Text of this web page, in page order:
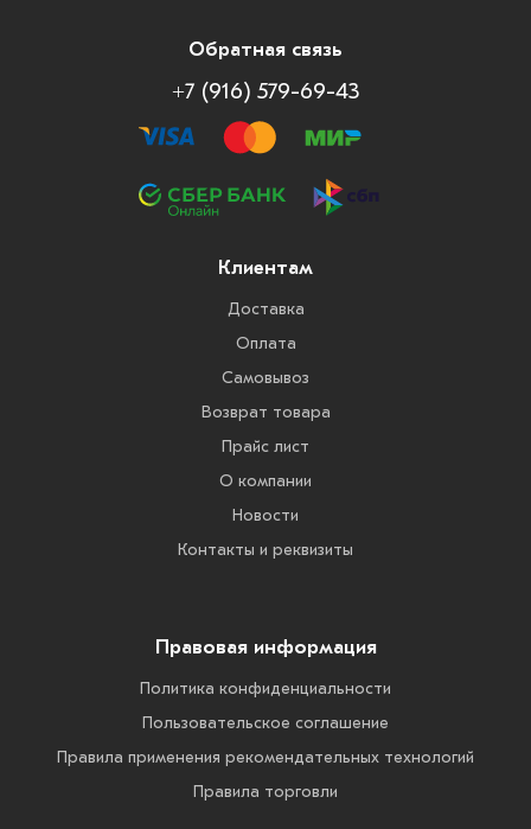
Обратная связь
+7 (916) 579-69-43
Клиентам
Доставка
Оплата
Самовывоз
Возврат товара
Прайс лист
О компании
Новости
Контакты и реквизиты
Правовая информация
Политика конфиденциальности
Пользовательское соглашение
Правила применения рекомендательных технологий
Правила торговли